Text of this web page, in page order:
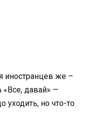
иностранцев же –
«Все, давай» —
уходить, но что-то